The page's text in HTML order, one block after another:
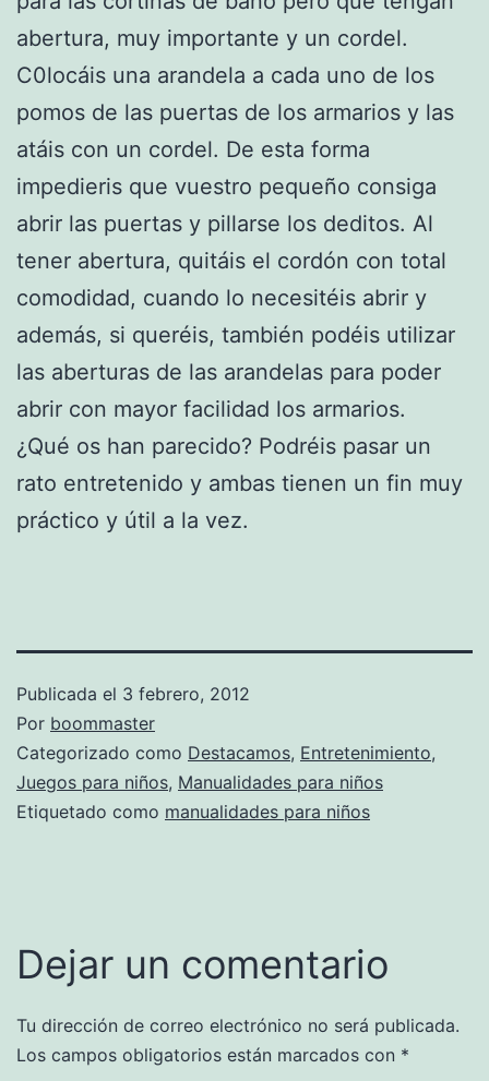
abertura, muy importante y un cordel.
C0locáis una arandela a cada uno de los
pomos de las puertas de los armarios y las
atáis con un cordel. De esta forma
impedieris que vuestro pequeño consiga
abrir las puertas y pillarse los deditos. Al
tener abertura, quitáis el cordón con total
comodidad, cuando lo necesitéis abrir y
además, si queréis, también podéis utilizar
las aberturas de las arandelas para poder
abrir con mayor facilidad los armarios.
¿Qué os han parecido? Podréis pasar un
rato entretenido y ambas tienen un fin muy
práctico y útil a la vez.
Publicada el 3 febrero, 2012
Por boommaster
Categorizado como Destacamos, Entretenimiento,
Juegos para niños, Manualidades para niños
Etiquetado como manualidades para niños
Dejar un comentario
Tu dirección de correo electrónico no será publicada.
Los campos obligatorios están marcados con *